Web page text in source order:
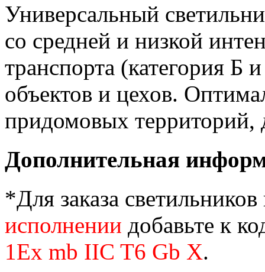
Универсальный
со средней и низкой
транспорта (категория Б
объектов и цехов.
придомовых территорий,
Дополнительная
*Для заказа
исполнении добавьте к
1Ex mb IIC T6 Gb X.